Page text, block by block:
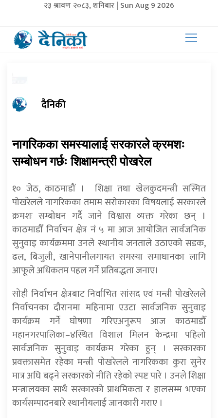
२३ श्रावण २०८३, शनिबार | Sun Aug 9 2026
दैनिकी
नागरिकका समस्यालाई सरकारले क्रमशः
सम्बोधन गर्छः शिक्षामन्त्री पोखरेल
१० जेठ, काठमाडौं । शिक्षा तथा खेलकुदमन्त्री सस्मित
पोखरेलले नागरिकका तमाम सरोकारका विषयलाई सरकारले
क्रमशः सम्बोधन गर्दै जाने विश्वास व्यक्त गरेका छन् ।
काठमाडौँ निर्वाचन क्षेत्र नं ५ मा आज आयोजित सार्वजनिक
सुनुवाइ कार्यक्रममा उनले स्थानीय जनताले उठाएको सडक,
ढल, बिजुली, खानेपानीलगायत समस्या समाधानका लागि
आफूले अधिकतम पहल गर्ने प्रतिबद्धता जनाए।
सोही निर्वाचन क्षेत्रबाट निर्वाचित सांसद एवं मन्त्री पोखरेलले
निर्वाचनका दौरानमा महिनामा एउटा सार्वजनिक सुनुवाइ
कार्यक्रम गर्ने घोषणा गरिएअनुरूप आज काठमाडौँ
महानगरपालिका–४स्थित विशाल मिलन केन्द्रमा पहिलो
सार्वजनिक सुनुवाइ कार्यक्रम गरेका हुन् । सरकारका
प्रवक्तासमेत रहेका मन्त्री पोखरेलले नागरिकका कुरा सुनेर
मात्र अघि बढ्ने सरकारको नीति रहेको स्पष्ट पारे । उनले शिक्षा
मन्त्रालयका साथै सरकारको प्राथमिकता र हालसम्म भएका
कार्यसम्पादनबारे स्थानीयलाई जानकारी गराए ।